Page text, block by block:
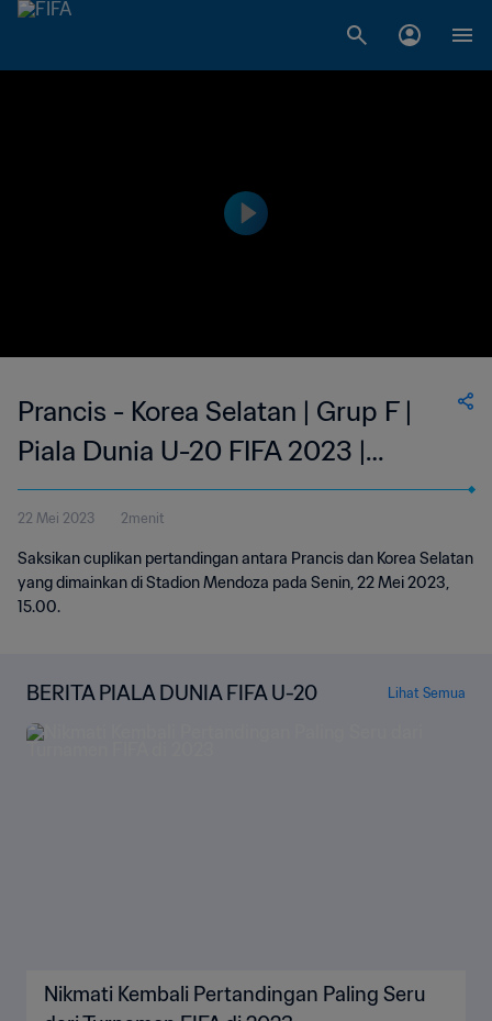
Prancis - Korea Selatan | Grup F |
Piala Dunia U-20 FIFA 2023 |
Cuplikan Pertandingan
22 Mei 2023 2menit
Saksikan cuplikan pertandingan antara Prancis dan Korea Selatan
yang dimainkan di Stadion Mendoza pada Senin, 22 Mei 2023,
15.00.
BERITA PIALA DUNIA FIFA U-20 Lihat Semua
Nikmati Kembali Pertandingan Paling Seru